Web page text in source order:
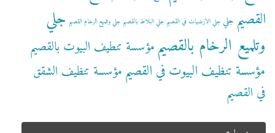
القصيم جلي جلي الارضيات في القصيم جلي البلاط بالقصيم جلي وتلميع الرخام القصيم جلي
وتلميع الرخام بالقصيممؤسسة تنطيف البيوت بالقصيم
مؤسسة تنظيف البيوت في القصيممؤسسة تنظيف الشقق
في القصيم